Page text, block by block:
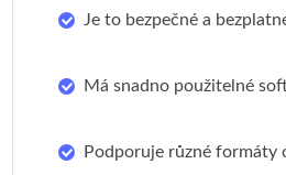
Je to bezpečné a
Má snadno použitelné
Podporuje různé formáty